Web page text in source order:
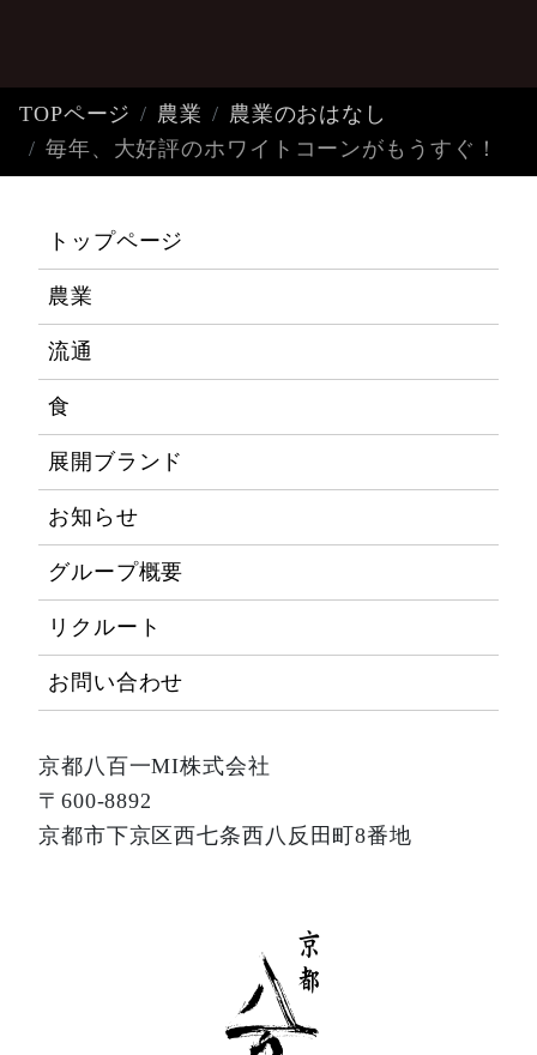
TOPページ 農業
農業のおはなし
毎年、大好評のホワイトコーンがもうすぐ！
トップページ
農業
流通
食
展開ブランド
お知らせ
グループ概要
リクルート
お問い合わせ
京都八百一MI株式会社
〒600-8892
京都市下京区西七条西八反田町8番地